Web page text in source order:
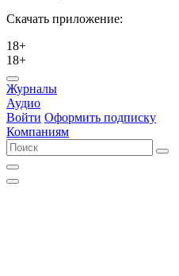
Скачать приложение:
18+
18+
Журналы
Аудио
Войти Оформить подписку
Компаниям